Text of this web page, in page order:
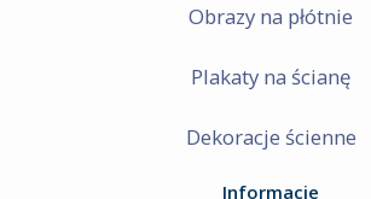
Obrazy na płótnie
Plakaty na ścianę
Dekoracje ścienne
Informacje